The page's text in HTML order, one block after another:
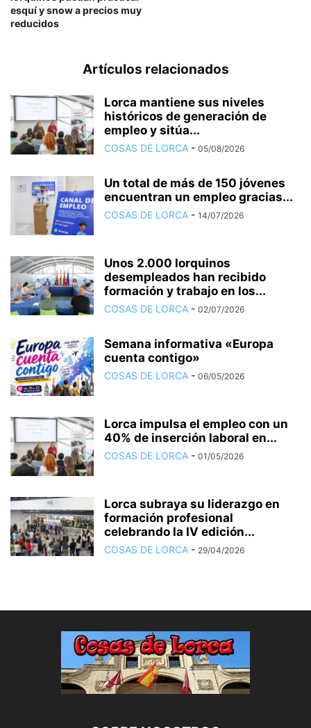
esquí y snow a precios muy
reducidos
Artículos relacionados
Lorca mantiene sus niveles
históricos de generación de
empleo y sitúa...
COSAS DE LORCA - 05/08/2026
Un total de más de 150 jóvenes
encuentran un empleo gracias...
COSAS DE LORCA - 14/07/2026
Unos 2.000 lorquinos
desempleados han recibido
formación y trabajo en los...
COSAS DE LORCA - 02/07/2026
Semana informativa «Europa
cuenta contigo»
COSAS DE LORCA - 06/05/2026
Lorca impulsa el empleo con un
40% de inserción laboral en...
COSAS DE LORCA - 01/05/2026
Lorca subraya su liderazgo en
formación profesional
celebrando la IV edición...
COSAS DE LORCA - 29/04/2026